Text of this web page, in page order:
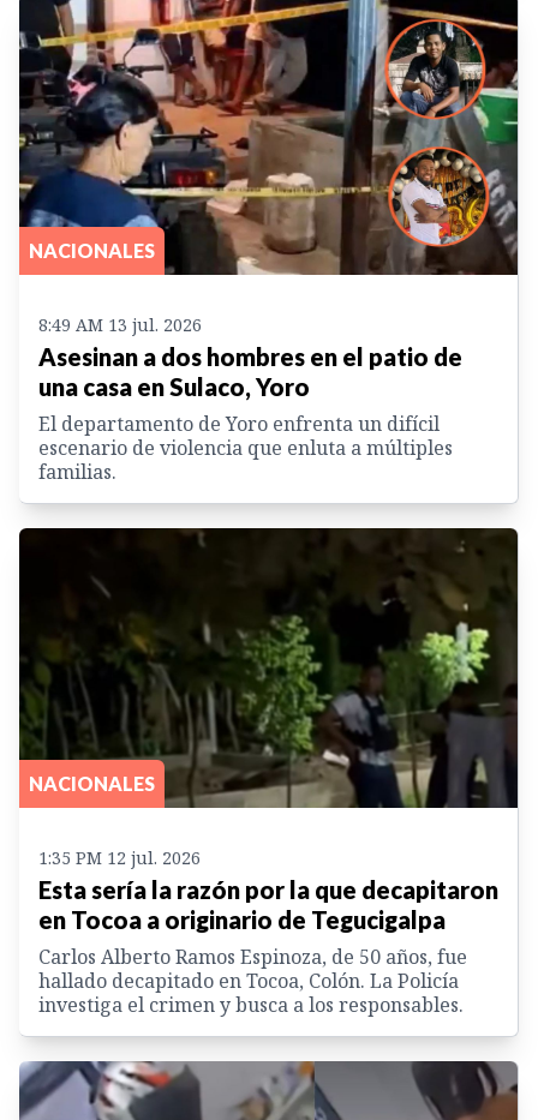
NACIONALES
8:49 AM 13 jul. 2026
Asesinan a dos hombres en el patio de
una casa en Sulaco, Yoro
El departamento de Yoro enfrenta un difícil
escenario de violencia que enluta a múltiples
familias.
NACIONALES
1:35 PM 12 jul. 2026
Esta sería la razón por la que decapitaron
en Tocoa a originario de Tegucigalpa
Carlos Alberto Ramos Espinoza, de 50 años, fue
hallado decapitado en Tocoa, Colón. La Policía
investiga el crimen y busca a los responsables.